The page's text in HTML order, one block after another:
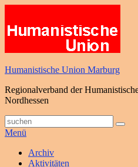
springen
Humanistische Union Marburg
Regionalverband der
Nordhessen
Suche
nach:
Menü
Primäres
Archiv
Aktivitäten